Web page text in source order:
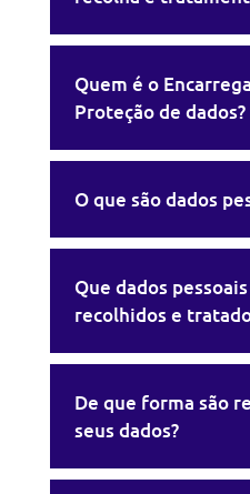
Quem é o
Proteção de dados?
O que são dados
Que dados
recolhidos e
De que forma são
seus dados?